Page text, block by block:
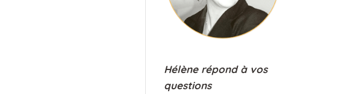
Hélène répond à vos
questions